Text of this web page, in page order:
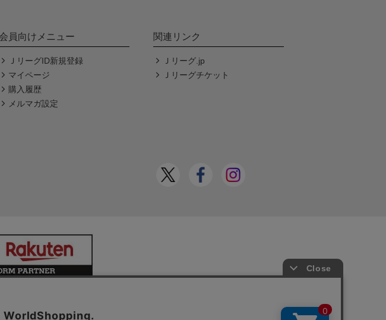
員向けメニュー
ＪリーグID新規登録
マイページ
購入履歴
メルマガ設定
関連リンク
Ｊリーグ.jp
Ｊリーグチケット
での複製・転載を禁止します。